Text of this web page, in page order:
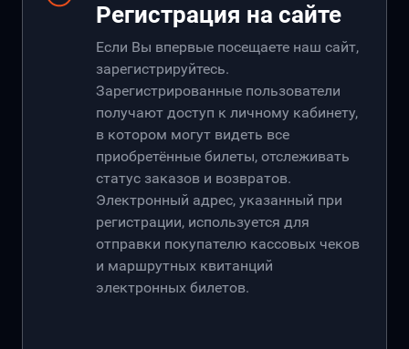
Регистрация на сайте
Если Вы впервые посещаете наш сайт,
зарегистрируйтесь.
Зарегистрированные пользователи
получают доступ к личному кабинету,
в котором могут видеть все
приобретённые билеты, отслеживать
статус заказов и возвратов.
Электронный адрес, указанный при
регистрации, используется для
отправки покупателю кассовых чеков
и маршрутных квитанций
электронных билетов.